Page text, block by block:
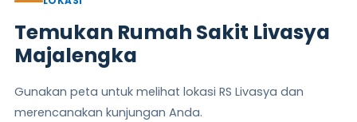
Temukan Rumah Sakit Livasya
Majalengka
Gunakan peta untuk melihat lokasi RS Livasya dan
merencanakan kunjungan Anda.